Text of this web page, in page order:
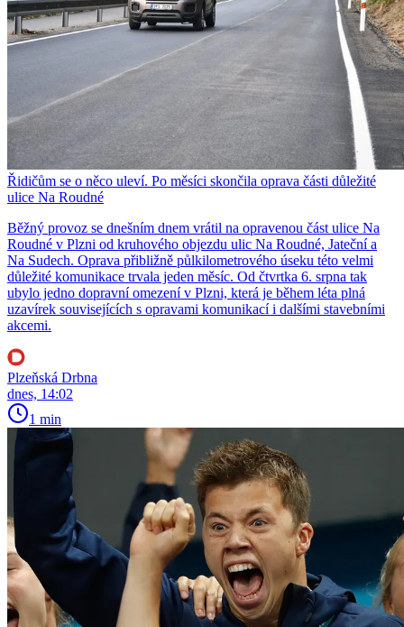
Řidičům se o něco uleví. Po měsíci skončila oprava části důležité
ulice Na Roudné
Běžný provoz se dnešním dnem vrátil na opravenou část ulice Na
Roudné v Plzni od kruhového objezdu ulic Na Roudné, Jateční a
Na Sudech. Oprava přibližně půlkilometrového úseku této velmi
důležité komunikace trvala jeden měsíc. Od čtvrtka 6. srpna tak
ubylo jedno dopravní omezení v Plzni, která je během léta plná
uzavírek souvisejících s opravami komunikací i dalšími stavebními
akcemi.
Plzeňská Drbna
dnes, 14:02
1 min